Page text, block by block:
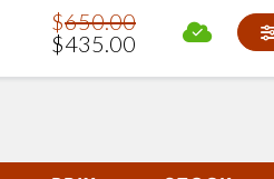
$650.00
$435 00